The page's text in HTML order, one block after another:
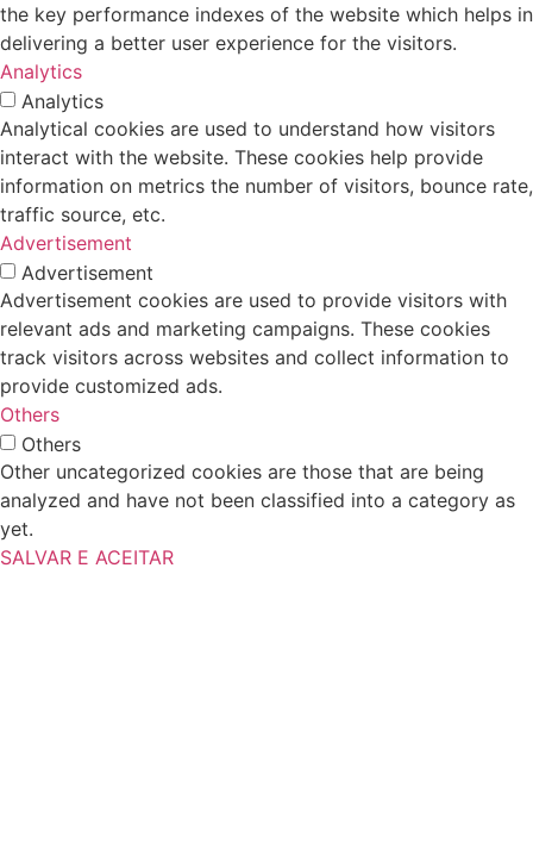
the key performance indexes of the website which helps in
delivering a better user experience for the visitors.
Analytics
Analytics
Analytical cookies are used to understand how visitors
interact with the website. These cookies help provide
information on metrics the number of visitors, bounce rate,
traffic source, etc.
Advertisement
Advertisement
Advertisement cookies are used to provide visitors with
relevant ads and marketing campaigns. These cookies
track visitors across websites and collect information to
provide customized ads.
Others
Others
Other uncategorized cookies are those that are being
analyzed and have not been classified into a category as
yet.
SALVAR E ACEITAR